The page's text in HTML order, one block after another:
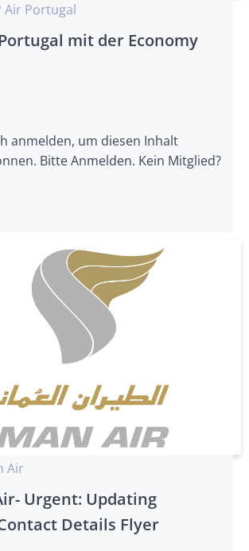
Air Portugal
mit der Economy
anmelden, um diesen Inhalt
Bitte Anmelden. Kein Mitglied?
Air
Urgent: Updating
Details Flyer